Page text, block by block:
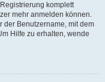
komplett
mehr anmelden können.
der Benutzername, mit dem
Hilfe zu erhalten, wende